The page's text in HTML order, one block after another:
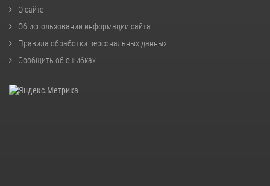
О сайте
Об использовании информации сайта
Правила обработки персональных данных
Сообщить об ошибках